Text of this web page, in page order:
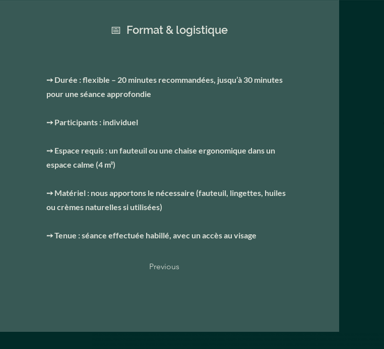
📅 Format & logistique
➙ Durée : flexible – 20 minutes recommandées, jusqu’à 30 minutes
pour une séance approfondie
➙ Participants : individuel
➙ Espace requis : un fauteuil ou une chaise ergonomique dans un
espace calme (4 m²)
➙ Matériel : nous apportons le nécessaire (fauteuil, lingettes, huiles
ou crèmes naturelles si utilisées)
➙ Tenue : séance effectuée habillé, avec un accès au visage
Previous